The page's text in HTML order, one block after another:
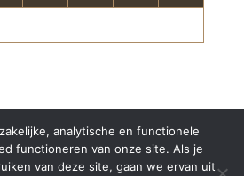
analytische en functionele
functioneren van onze site. Als je
van deze site, gaan we ervan uit